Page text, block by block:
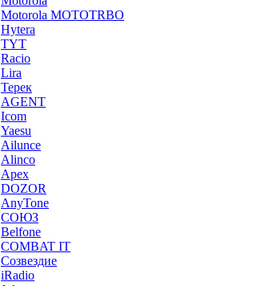
Motorola MOTOTRBO
Hytera
TYT
Racio
Lira
Терек
AGENT
Icom
Yaesu
Ailunce
Alinco
Apex
DOZOR
AnyTone
СОЮЗ
Belfone
COMBAT IT
Созвездие
iRadio